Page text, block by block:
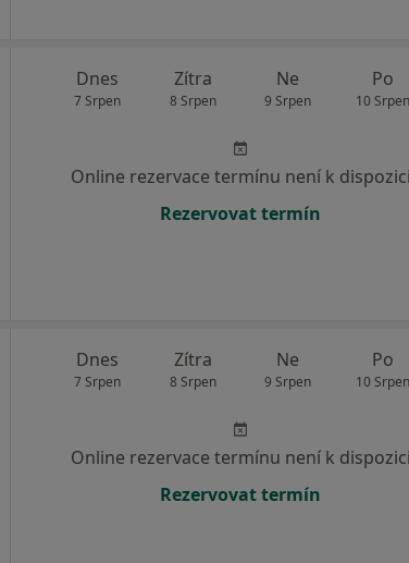
Dnes
7 Srpen
Zítra
8 Srpen
Ne
9 Srpen
Po
10 Srpen
Online rezervace termínu není k dispozici
Rezervovat termín
Dnes
7 Srpen
Zítra
8 Srpen
Ne
9 Srpen
Po
10 Srpen
Online rezervace termínu není k dispozici
Rezervovat termín